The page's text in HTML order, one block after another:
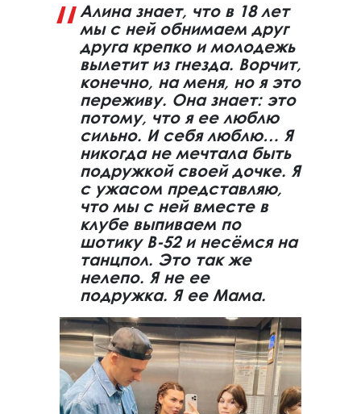
Алина знает, что в 18 лет
мы с ней обнимаем друг
друга крепко и молодежь
вылетит из гнезда. Ворчит,
конечно, на меня, но я это
переживу. Она знает: это
потому, что я ее люблю
сильно. И себя люблю… Я
никогда не мечтала быть
подружкой своей дочке. Я
с ужасом представляю,
что мы с ней вместе в
клубе выпиваем по
шотику B-52 и несёмся на
танцпол. Это так же
нелепо. Я не ее
подружка. Я ее Мама.